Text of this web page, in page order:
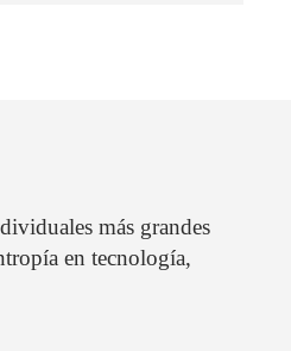
más grandes
en tecnología,